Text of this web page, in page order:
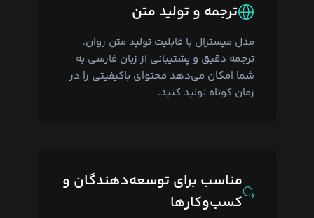
ترجمه و تولید متن
مدل میسترال با قابلیت تولید متن روان،
ترجمه دقیق و پشتیبانی از زبان فارسی به
شما امکان می‌دهد محتوای باکیفیتی را در
زمان کوتاه تولید کنید.
مناسب برای توسعه‌دهندگان و
کسب‌وکارها